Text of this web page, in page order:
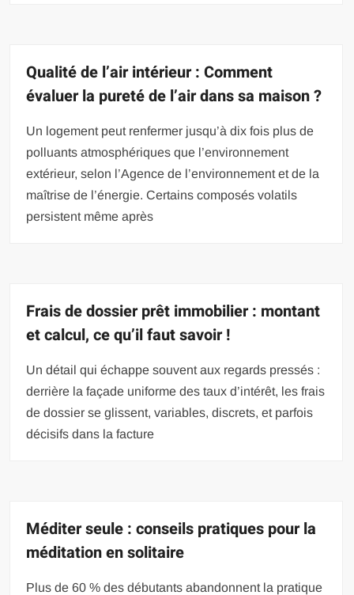
Qualité de l’air intérieur : Comment
évaluer la pureté de l’air dans sa maison ?
Un logement peut renfermer jusqu’à dix fois plus de
polluants atmosphériques que l’environnement
extérieur, selon l’Agence de l’environnement et de la
maîtrise de l’énergie. Certains composés volatils
persistent même après
Frais de dossier prêt immobilier : montant
et calcul, ce qu’il faut savoir !
Un détail qui échappe souvent aux regards pressés :
derrière la façade uniforme des taux d’intérêt, les frais
de dossier se glissent, variables, discrets, et parfois
décisifs dans la facture
Méditer seule : conseils pratiques pour la
méditation en solitaire
Plus de 60 % des débutants abandonnent la pratique